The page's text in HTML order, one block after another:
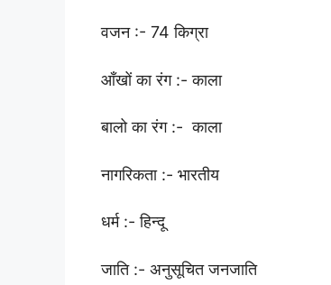
वजन :- 74 किग्रा
आँखों का रंग :- काला
बालो का रंग :- काला
नागरिकता :- भारतीय
धर्म :- हिन्दू
जाति :- अनुसूचित जनजाति